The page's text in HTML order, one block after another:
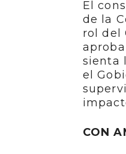
El
de la
rol del
sienta
el
CON